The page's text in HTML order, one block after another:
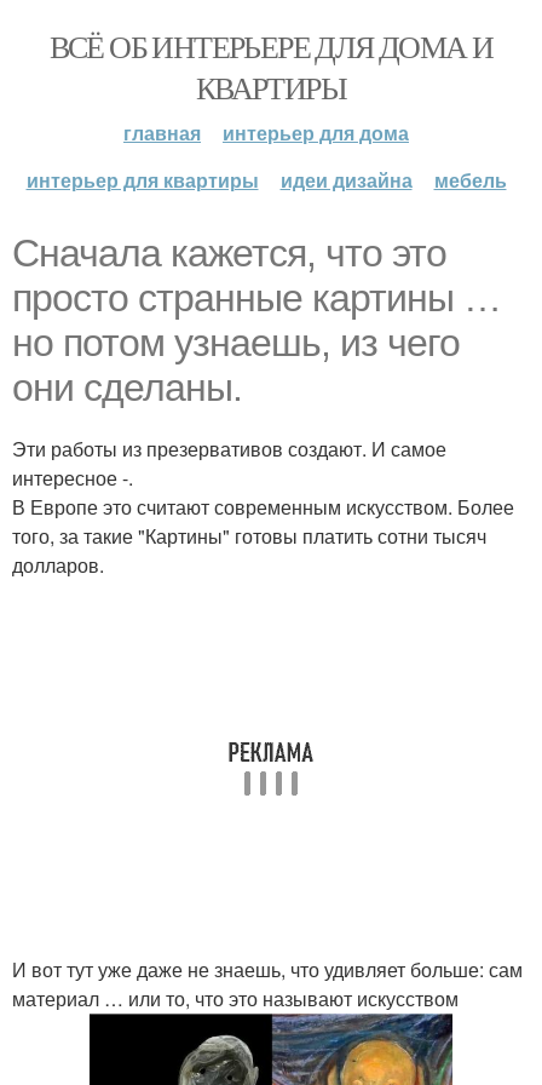
ВСЁ ОБ ИНТЕРЬЕРЕ ДЛЯ ДОМА И
КВАРТИРЫ
главная
интерьер для дома
интерьер для квартиры
идеи дизайна мебель
Сначала кажется, что это
просто странные картины …
но потом узнаешь, из чего
они сделаны.
Эти работы из презервативов создают. И самое
интересное -.
В Европе это считают современным искусством. Более
того, за такие "Картины" готовы платить сотни тысяч
долларов.
И вот тут уже даже не знаешь, что удивляет больше: сам
материал … или то, что это называют искусством